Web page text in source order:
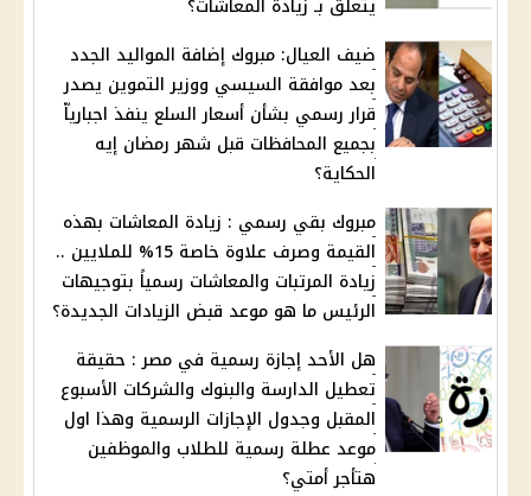
ضيف العيال: مبروك إضافة المواليد الجدد
بعد موافقة السيسي ووزير التموين يصدر
قرار رسمي بشأن أسعار السلع ينفذ اجبارياّ
بجميع المحافظات قبل شهر رمضان إيه
الحكاية؟
مبروك بقي رسمي : زيادة المعاشات بهذه
القيمة وصرف علاوة خاصة 15% للملايين ..
زيادة المرتبات والمعاشات رسمياً بتوجيهات
الرئيس ما هو موعد قبض الزيادات الجديدة؟
هل الأحد إجازة رسمية في مصر : حقيقة
تعطيل الدارسة والبنوك والشركات الأسبوع
المقبل وجدول الإجازات الرسمية وهذا اول
موعد عطلة رسمية للطلاب والموظفين
هتأجر أمتي؟